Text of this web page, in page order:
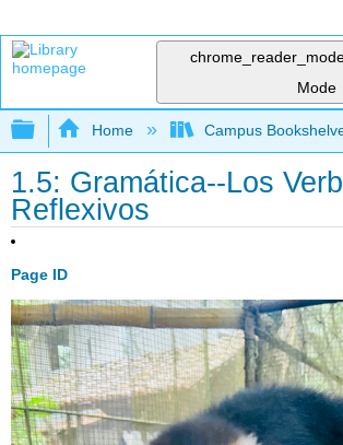
Mode
Expand/collapse global
Home Campus
1.5: Gramática--Los
Reflexivos
Page ID